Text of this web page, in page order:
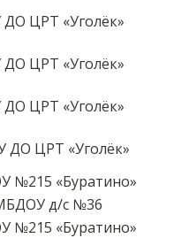
ЦРТ «Уголёк»
ЦРТ «Уголёк»
ЦРТ «Уголёк»
ДО ЦРТ «Уголёк»
№215 «Буратино»
д/с №36
№215 «Буратино»